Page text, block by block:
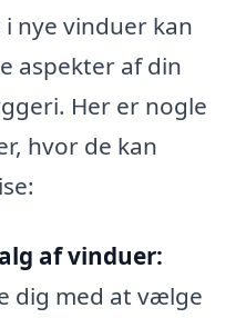
nye vinduer kan
aspekter af din
Her er nogle
hvor de kan
af vinduer:
dig med at vælge